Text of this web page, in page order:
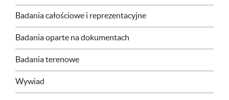
Badania całościowe i reprezentacyjne
Badania oparte na dokumentach
Badania terenowe
Wywiad